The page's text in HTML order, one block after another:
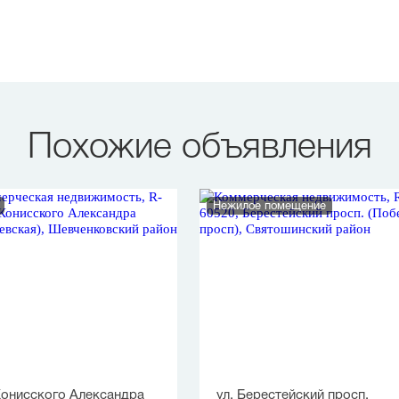
Похожие объявления
Александра
Нежилое помещение
ул. Берестейский просп.